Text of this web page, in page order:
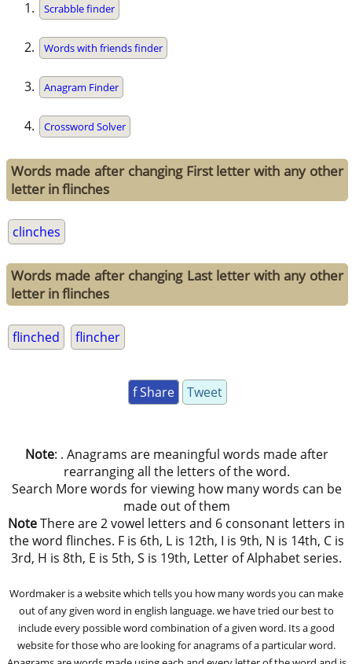
Scrabble finder
Words with friends finder
Anagram Finder
Crossword Solver
Words made after changing First letter with any other
letter in flinches
clinches
Words made after changing Last letter with any other
letter in flinches
flinched flincher
f Share Tweet
Note: . Anagrams are meaningful words made after
rearranging all the letters of the word.
Search More words for viewing how many words can be
made out of them
NoteThere are 2 vowel letters and 6 consonant letters in
the word flinches. F is 6th, L is 12th, I is 9th, N is 14th, C is
3rd, H is 8th, E is 5th, S is 19th, Letter of Alphabet series.
Wordmaker is a website which tells you how many words you can make
out of any given word in english language. we have tried our best to
include every possible word combination of a given word. Its a good
website for those who are looking for anagrams of a particular word.